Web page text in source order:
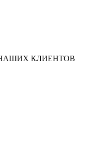
КЛИЕНТОВ